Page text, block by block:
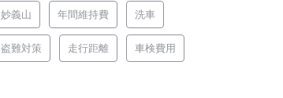
妙義山 年間維持費 洗車
盗難対策 走行距離 車検費用